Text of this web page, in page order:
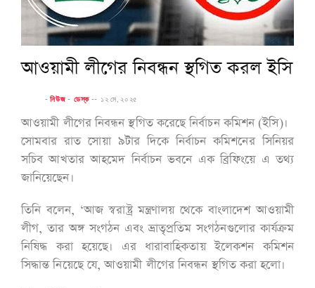
আওয়ামী লীগের নিবন্ধন স্থগিত করল ইসি
-নিউজ - ডেস্ক -- ১২ মে, ২০২৫
আওয়ামী লীগের নিবন্ধন স্থগিত করেছে নির্বাচন কমিশন (ইসি)।
সোমবার রাত সোয়া ৯টার দিকে নির্বাচন কমিশনের সিনিয়র
সচিব আখতার আহমেদ নির্বাচন ভবনে এক ব্রিফিংয়ে এ তথ্য
জানিয়েছেন।
তিনি বলেন, ‘আজ স্বরাষ্ট্র মন্ত্রণালয় থেকে বাংলাদেশ আওয়ামী
লীগ, তার অঙ্গ সংগঠন এবং ভ্রাতৃপ্রতিম সংগঠনগুলোর কার্যক্রম
নিষিদ্ধ করা হয়েছে। এর ধারাবাহিকতায় ইলেকশন কমিশন
সিদ্ধান্ত নিয়েছে যে, আওয়ামী লীগের নিবন্ধন স্থগিত করা হলো।